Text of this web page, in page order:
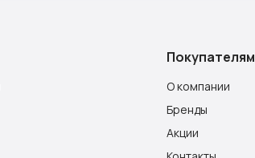
Покупателям
О компании
Бренды
Акции